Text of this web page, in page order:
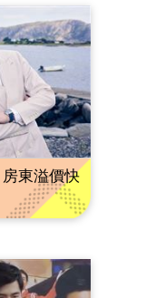
東溢價快